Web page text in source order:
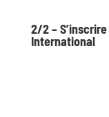
2/2 –
International